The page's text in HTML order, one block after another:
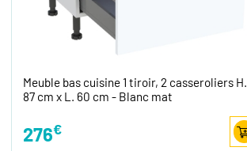
Meuble bas cuisine 1 tiroir, 2 casseroliers H.
87 cm x L. 60 cm - Blanc mat
276€